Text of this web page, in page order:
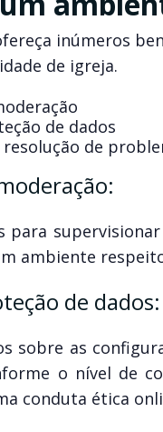
inúmeros
de igreja.
de dados
de
para
ambiente
de dados:
sobre as
o nível de
conduta ética